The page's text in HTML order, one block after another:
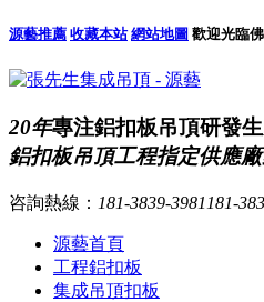
源藝推薦 收藏本站 網站地圖 歡迎光臨
20年專注鋁扣板吊頂研發
鋁扣板吊頂工程指定供應
咨詢熱線： 181-3839-3981 181-
源藝首頁
工程鋁扣板
集成吊頂扣板